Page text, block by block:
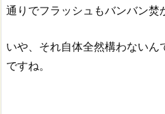
通りでフラッシュもバンバン焚
いや、それ自体全然構わないん
ですね。